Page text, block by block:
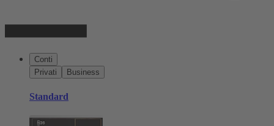
Conti
Privati
Business
Standard